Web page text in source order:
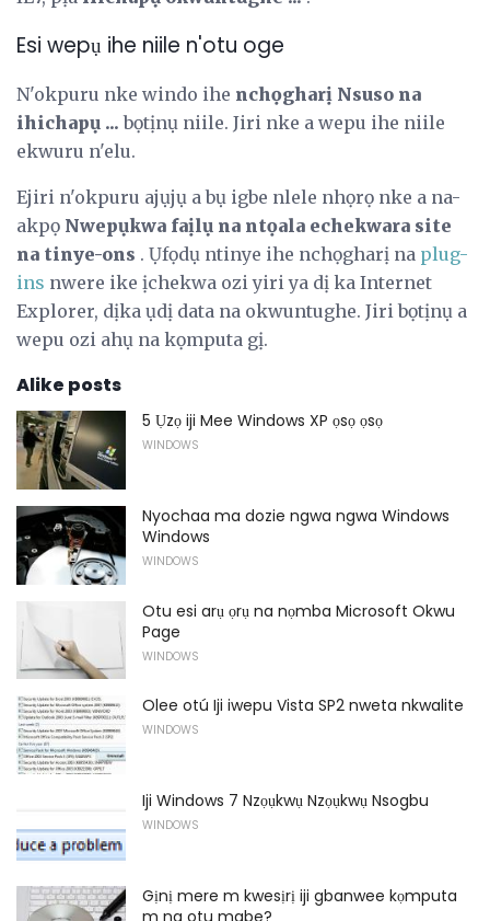
Esi wepụ ihe niile n'otu oge
N'okpuru nke windo ihe nchọgharị Nsuso na
ihichapụ ... bọtịnụ niile. Jiri nke a wepu ihe niile
ekwuru n'elu.
Ejiri n'okpuru ajụjụ a bụ igbe nlele nhọrọ nke a na-
akpọ Nwepụkwa faịlụ na ntọala echekwara site
na tinye-ons . Ụfọdụ ntinye ihe nchọgharị na plug-
ins nwere ike ịchekwa ozi yiri ya dị ka Internet
Explorer, dịka ụdị data na okwuntughe. Jiri bọtịnụ a
wepu ozi ahụ na kọmputa gị.
Alike posts
5 Ụzọ iji Mee Windows XP ọsọ ọsọ
WINDOWS
Nyochaa ma dozie ngwa ngwa Windows
Windows
WINDOWS
Otu esi arụ ọrụ na nọmba Microsoft Okwu
Page
WINDOWS
Olee otú Iji iwepu Vista SP2 nweta nkwalite
WINDOWS
Iji Windows 7 Nzọụkwụ Nzọụkwụ Nsogbu
WINDOWS
Gịnị mere m kwesịrị iji gbanwee kọmputa
m na otu mgbe?